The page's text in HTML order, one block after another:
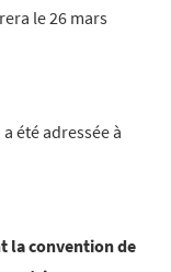
le 26 mars
été adressée à
la convention de